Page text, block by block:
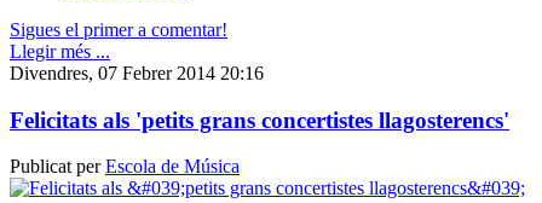
Sigues el primer a comentar!
Llegir més ...
Divendres, 07 Febrer 2014 20:16
Felicitats als 'petits grans concertistes llagosterencs'
Publicat perEscola de Música